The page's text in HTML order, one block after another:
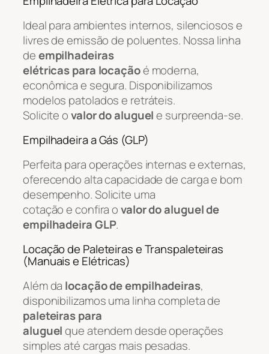
Ideal para ambientes internos, silenciosos e
livres de emissão de poluentes. Nossa linha
deempilhadeiras
elétricas para locaçãoé moderna,
econômica e segura. Disponibilizamos
modelos patolados e retráteis.
Solicite ovalor do aluguele surpreenda-se.
Empilhadeira a Gás (GLP)
Perfeita para operações internas e externas,
oferecendo alta capacidade de carga e bom
desempenho. Solicite uma
cotação e confira ovalor do aluguel de
empilhadeira GLP.
Locação de Paleteiras e Transpaleteiras
(Manuais e Elétricas)
Além da locação de empilhadeiras,
disponibilizamos uma linha completa de
paleteiras para
aluguelque atendem desde operações
simples até cargas mais pesadas.